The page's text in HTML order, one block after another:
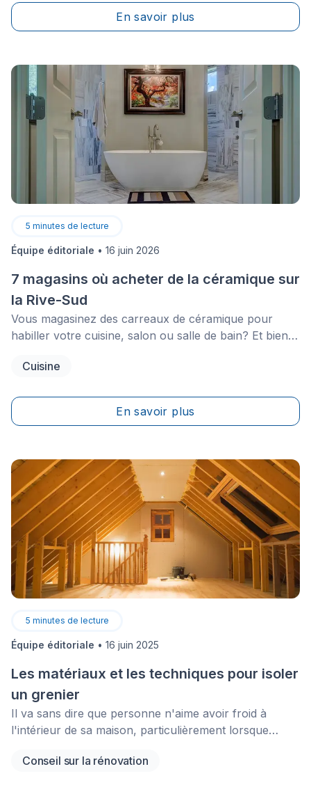
En savoir plus
5 minutes de lecture
Équipe éditoriale • 16 juin 2026
7 magasins où acheter de la céramique sur
la Rive-Sud
Vous magasinez des carreaux de céramique pour
habiller votre cuisine, salon ou salle de bain? Et bien
possède un charme et une allure qui ne peuvent que
styles et des couleurs n’a jamais été aussi large pour
ce matériau indémodable.
Cuisine
En savoir plus
5 minutes de lecture
Équipe éditoriale • 16 juin 2025
Les matériaux et les techniques pour isoler
un grenier
Il va sans dire que personne n'aime avoir froid à
l'intérieur de sa maison, particulièrement lorsque
grenier est déterminante quant à la préservation d'une
Conseil sur la rénovation